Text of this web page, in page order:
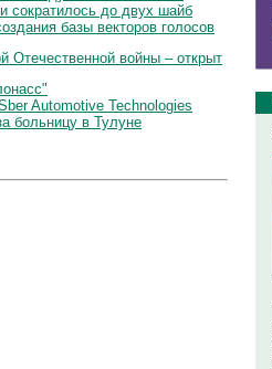
сократилось до двух шайб
базы векторов голосов
Отечественной войны – открыт
Automotive Technologies
больницу в Тулуне